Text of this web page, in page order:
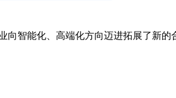
智能化、高端化方向迈进拓展了新的